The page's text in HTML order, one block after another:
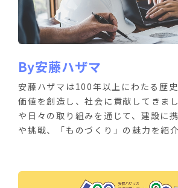
By安藤ハザマ
安藤ハザマは100年以上にわたる歴
価値を創造し、社会に貢献してきま
や日々の取り組みを通じて、建設に
や挑戦、「ものづくり」の魅力を紹介